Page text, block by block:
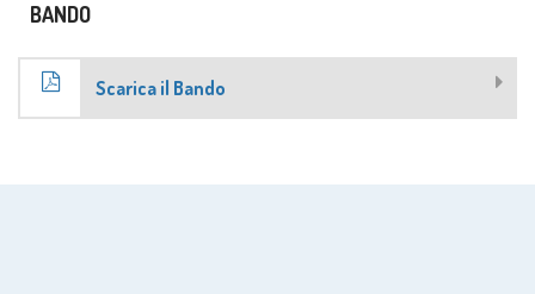
BANDO
Scarica il Bando